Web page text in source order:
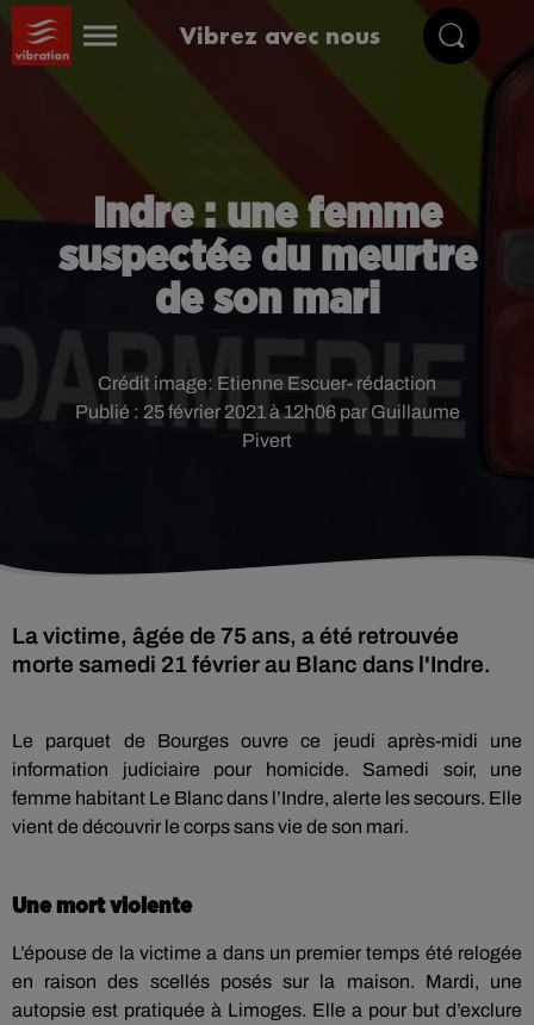
Vibrez avec nous
Indre : une femme
suspectée du meurtre
de son mari
Publié : 25 février 2021 à 12h06 par Guillaume
Pivert
Crédit image: Etienne Escuer- rédaction
La victime, âgée de 75 ans, a été retrouvée
morte samedi 21 février au Blanc dans l'Indre.
Le parquet de Bourges ouvre ce jeudi après-midi une
information judiciaire pour homicide. Samedi soir, une
femme habitant Le Blanc dans l’Indre, alerte les secours. Elle
vient de découvrir le corps sans vie de son mari.
Une mort violente
L’épouse de la victime a dans un premier temps été relogée
en raison des scellés posés sur la maison. Mardi, une
autopsie est pratiquée à Limoges. Elle a pour but d’exclure